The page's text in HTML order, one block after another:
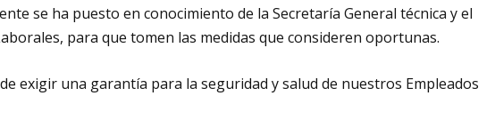
se ha puesto en conocimiento de la Secretaría General técnica y el
para que tomen las medidas que consideren oportunas.
exigir una garantía para la seguridad y salud de nuestros Empleados